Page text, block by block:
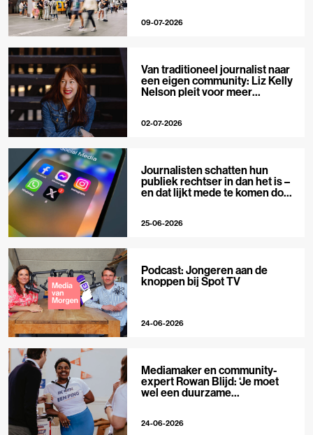
09-07-2026
Van traditioneel journalist naar
een eigen community: Liz Kelly
Nelson pleit voor meer
02-07-2026
Journalisten schatten hun
publiek rechtser in dan het is –
en dat lijkt mede te komen door
25-06-2026
Podcast: Jongeren aan de
knoppen bij Spot TV
24-06-2026
Mediamaker en community-
expert Rowan Blijd: ‘Je moet
wel een duurzame
24-06-2026